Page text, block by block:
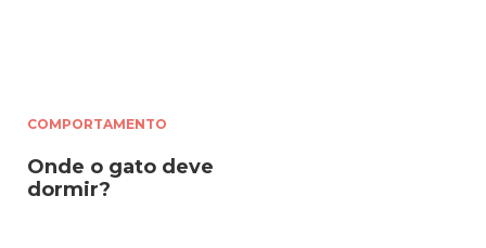
COMPORTAMENTO
Onde o gato deve
dormir?